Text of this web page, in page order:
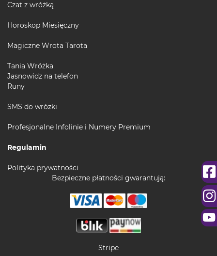
Czat z wróżką
Horoskop Miesięczny
Magiczne Wrota Tarota
Tania Wróżka
Jasnowidz na telefon
Runy
SMS do wróżki
Profesjonalne Infolinie i Numery Premium
Regulamin
Polityka prywatności
Bezpieczne płatności gwarantują:
Stripe